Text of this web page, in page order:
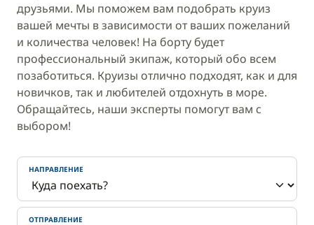
друзьями. Мы поможем вам подобрать круиз
вашей мечты в зависимости от ваших пожеланий
и количества человек! На борту будет
профессиональный экипаж, который обо всем
позаботиться. Круизы отлично подходят, как и для
новичков, так и любителей отдохнуть в море.
Обращайтесь, наши эксперты помогут вам с
выбором!
НАПРАВЛЕНИЕ
ОТПРАВЛЕНИЕ